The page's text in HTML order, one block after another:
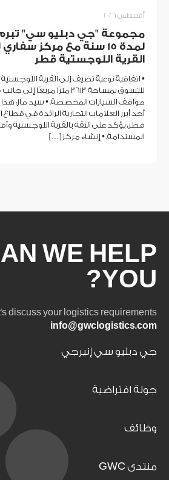
أغسطس 2026
مجموعة "جي دبليو سي" تبرم
لمدة 15 سنة مع مركز
القرية اللوجستية قطر
• اتفاقيةٌ نوعيةٌ تضيف إلى القرية
مواقف السيارات المخصصة. • سيد ماز: هذا
أحد أبرز العلامات التجارية الرائدة في قطاع
قطر، يؤكد على الثقة بالقرية اللوجستية
المستدامة. • إنشاء مركز […]
WE HELP
YOU?
discuss your logistics requirements.
info@gwclogistics.com
جي دبليو سي إنيرجي
جولة افتراضية
وظائف
منتدى GWC